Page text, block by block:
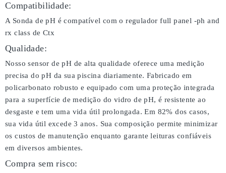
Compatibilidade:
A Sonda de pH é compatível com o regulador full panel -ph and
rx class de Ctx
Qualidade:
Nosso sensor de pH de alta qualidade oferece uma medição
precisa do pH da sua piscina diariamente. Fabricado em
policarbonato robusto e equipado com uma proteção integrada
para a superfície de medição do vidro de pH, é resistente ao
desgaste e tem uma vida útil prolongada. Em 82% dos casos,
sua vida útil excede 3 anos. Sua composição permite minimizar
os custos de manutenção enquanto garante leituras confiáveis
em diversos ambientes.
Compra sem risco: